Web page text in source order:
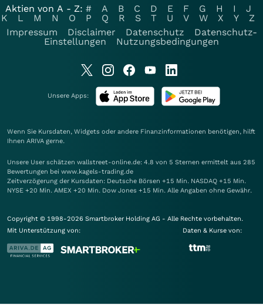
Aktien von A - Z: # A B C D E F G H I
J
K
L M N O P Q R S T U V W X Y
Z
Impressum
Disclaimer Datenschutz
Datenschutz-
Einstellungen
Nutzungsbedingungen
Unsere Apps:
Wenn Sie Kursdaten, Widgets oder andere Finanzinformationen benötigen, hilft
Ihnen ARIVA gerne.
Unsere User schätzen wallstreet-online.de: 4.8 von 5 Sternen ermittelt aus 285
Bewertungen bei www.kagels-trading.de
Zeitverzögerung der Kursdaten: Deutsche Börsen +15 Min. NASDAQ +15 Min.
NYSE +20 Min. AMEX +20 Min. Dow Jones +15 Min. Alle Angaben ohne Gewähr.
Copyright © 1998-2026 Smartbroker Holding AG - Alle Rechte vorbehalten.
Mit Unterstützung von:
Daten & Kurse von: